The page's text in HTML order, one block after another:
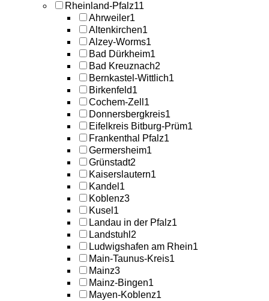
Rheinland-Pfalz11
Ahrweiler1
Altenkirchen1
Alzey-Worms1
Bad Dürkheim1
Bad Kreuznach2
Bernkastel-Wittlich1
Birkenfeld1
Cochem-Zell 1
Donnersbergkreis1
Eifelkreis Bitburg-Prüm1
Frankenthal Pfalz1
Germersheim1
Grünstadt2
Kaiserslautern1
Kandel 1
Koblenz3
Kusel 1
Landau in der Pfalz1
Landstuhl 2
Ludwigshafen am Rhein1
Main-Taunus-Kreis1
Mainz3
Mainz-Bingen1
Mayen-Koblenz1